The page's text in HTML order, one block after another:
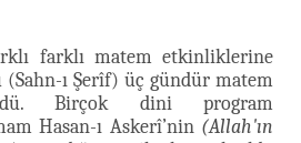
farklı matem etkinliklerine
(Sahn-ı Şerîf) üç gündür matem
Birçok dini program
Hasan-ı Askerî’nin (Allah'ın